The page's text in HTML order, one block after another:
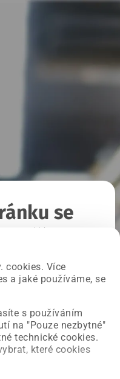
cookies. Více
a jaké používáme, se
s používáním
na "Pouze nezbytné"
technické cookies.
které cookies
se
a už ji opravujeme.
stránku.
Úvodní strana